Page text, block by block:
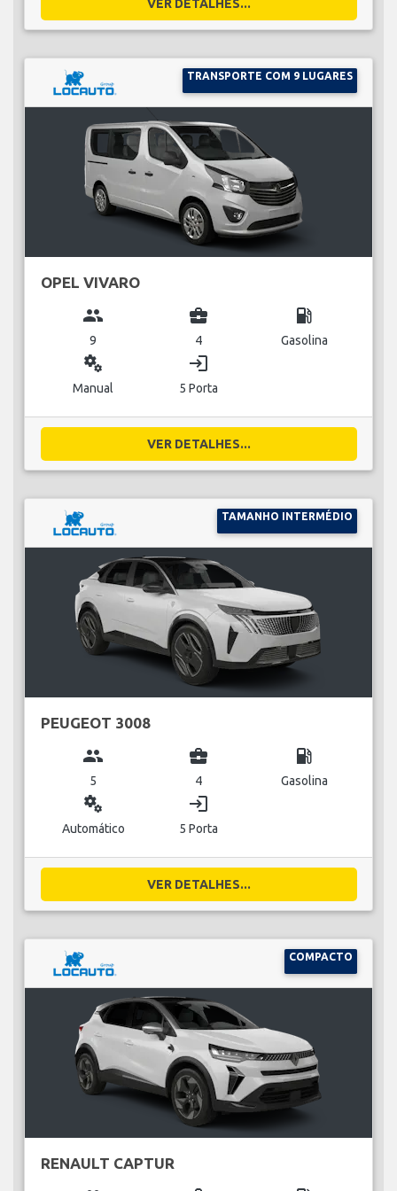
VER DETALHES...
TRANSPORTE COM 9 LUGARES
OPEL VIVARO
group
9
business_center
4
local_gas_station
Gasolina
miscellaneous_services
Manual
login
5 Porta
VER DETALHES...
TAMANHO INTERMÉDIO
PEUGEOT 3008
group
5
business_center
4
local_gas_station
Gasolina
miscellaneous_services
Automático
login
5 Porta
VER DETALHES...
COMPACTO
RENAULT CAPTUR